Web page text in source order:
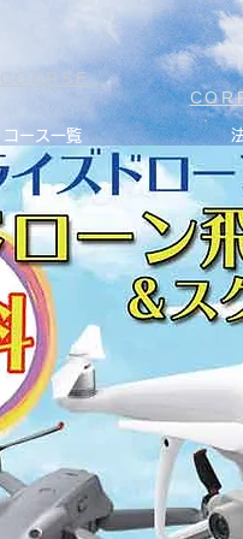
COURSE
コース一覧